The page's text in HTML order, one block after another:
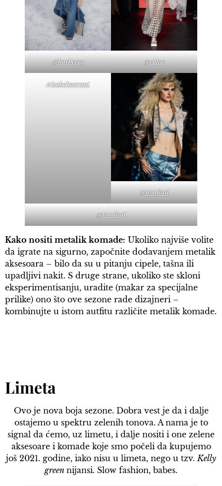
@burberry @chloe
@isabelmarant
@tomford
@tomford
Kako nositi metalik komade: Ukoliko najviše volite
da igrate na sigurno, započnite dodavanjem metalik
aksesoara – bilo da su u pitanju cipele, tašna ili
upadljivi nakit. S druge strane, ukoliko ste skloni
eksperimentisanju, uradite (makar za specijalne
prilike) ono što ove sezone rade dizajneri –
kombinujte u istom autfitu različite metalik komade.
Limeta
Ovo je nova boja sezone. Dobra vest je da i dalje
ostajemo u spektru zelenih tonova. A nama je to
signal da ćemo, uz limetu, i dalje nositi i one zelene
aksesoare i komade koje smo počeli da kupujemo
još 2021. godine, iako nisu u limeta, nego u tzv.Kelly
green nijansi. Slow fashion, babes.